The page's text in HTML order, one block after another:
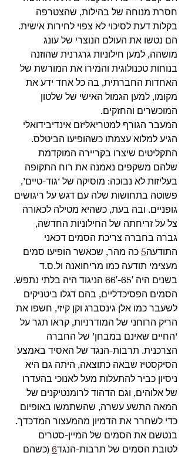
חסרת מנוחה של בהילות, שהצטרפה
בקלות דעת לסיכוי לא צפוי לחירות אישית.
הם נטשו את העולם הנוצרי של עונג
מושהה, למען חילוניות גרגרנית שהוזנה
בנוחות טכנולוגית והמירו את המורשת של
האחדות החברתית, בה כל אחד ידע את
מקומו, למען הגמול האישי של שלטון
המוכשרים והחזקים.
המעבר הגורף למטריאליזם אינדיבידואלי
הגיע למלוא עצמתו כשהופיעו הביטלס.
התקליטים שיצרו בקריירה המוקדמת
שלהם משקפים נאמנה את רוח התקופה
בעליזות לא נבוכה: מוסיקה של ‘גוד-טיים’,
פשוטה בתחושות שלה עם דגש על ריגושים
גופניים. ובה בעת, כשהיא מטילה לכאורה
צל על זריחתה של החילוניות החדשה,
גברה בחברה צריכת הסמים דכאני
התודעה5 כה מהר, שכאשר הופיעו סמים
מעצימי תודעה כמו מריחואנה ול.ס.ד
בשנים היה 65′-66′ הניגוד היה בלתי נתפש.
הסמים הפסיכדליים, בהם דגלו ביטניקים
לשעבר כמו אלן גינסברג וקן קיזי, חשפו את
הריק הרוחני של המודרניות, קראו תגר על
‘החיים שאינם במבחן’ של החברה
הצרכנית. תרבות-הנגד של האסיד באמצע
הסיקסטיז שבאה כתוצאה, היתה גם היא
ניסיון כביר להתעלות מעל לאנוכי בהעדרו
של אלוהים, וגם הדהוד לרומנטיקנים של
המאה התשע עשרה, שהשתמשו באופיום
כדי לשחרר את הדמיון מהמעצור המדכדך.
בנטשם את הסמים של המיין-סטרים
לטובת הסמים של תרבות-הנגד6 (כשהם